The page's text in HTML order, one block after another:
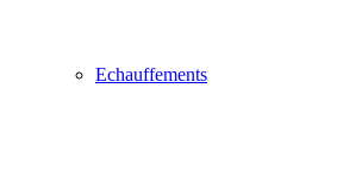
Echauffements